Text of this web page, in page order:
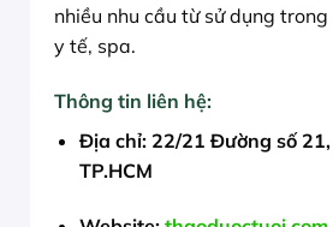
nhiều nhu cầu từ sử dụng
y tế, spa.
Thông tin liên hệ:
Địa chỉ: 22/21 Đường số 21,
TP.HCM